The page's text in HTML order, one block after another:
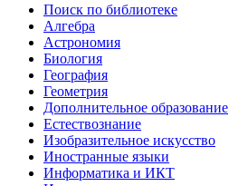
Поиск по библиотеке
Алгебра
Астрономия
Биология
География
Геометрия
Дополнительное образование
Естествознание
Изобразительное искусство
Иностранные языки
Информатика и ИКТ